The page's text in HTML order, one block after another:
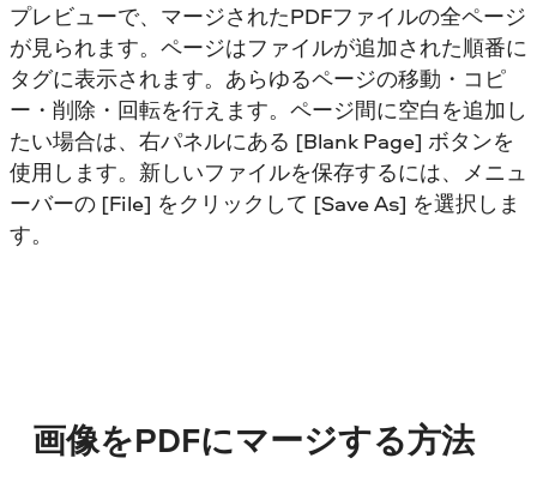
プレビューで、マージされたPDFファイルの全ページ
が見られます。ページはファイルが追加された順番に
タグに表示されます。あらゆるページの移動・コピ
ー・削除・回転を行えます。ページ間に空白を追加し
たい場合は、右パネルにある [Blank Page] ボタンを
使用します。新しいファイルを保存するには、メニュ
ーバーの [File] をクリックして [Save As] を選択しま
す。
画像をPDFにマージする方法